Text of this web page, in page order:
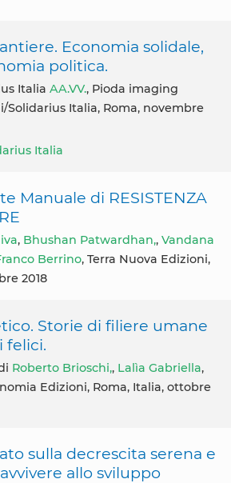
Economia solidale,
politica.
Italia AA.VV., Pioda imaging
Solidarius Italia, Roma, novembre
Italia
Manuale di RESISTENZA
, Bhushan Patwardhan,, Vandana
Berrino, Terra Nuova Edizioni,
2018
Storie di filiere umane
felici.
Roberto Brioschi,, Lalìa Gabriella,
Edizioni, Roma, Italia, ottobre
sulla decrescita serena e
allo sviluppo